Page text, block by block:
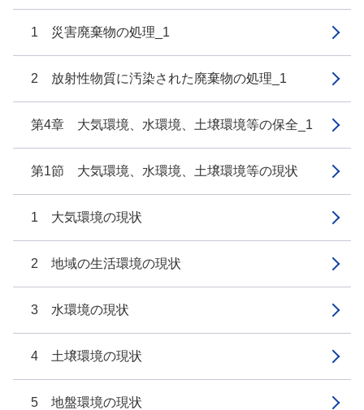
1 災害廃棄物の処理_1
2 放射性物質に汚染された廃棄物の処理_1
第4章 大気環境、水環境、土壌環境等の保全_1
第1節 大気環境、水環境、土壌環境等の現状
1 大気環境の現状
2 地域の生活環境の現状
3 水環境の現状
4 土壌環境の現状
5 地盤環境の現状